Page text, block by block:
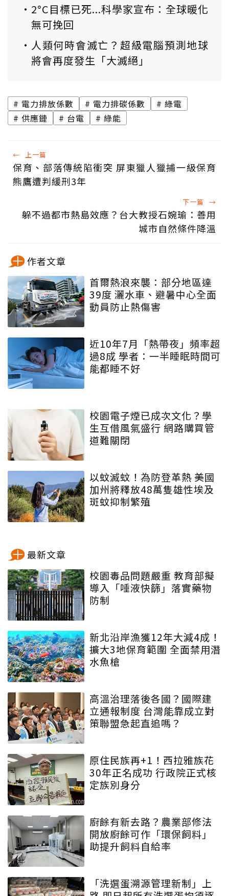
2°C目標已死...科學家宣布：全球暖化
無可挽回
人類何時會滅亡？超級電腦預測地球
將會再度發生「大滅絕」
電力排放係數 電力排碳係數
綠電
供應鏈
台電 綠能
← 上一篇
保育、部落傳統陷衝突 屏東獵人獵捕一級保育
熊鷹遭判緩刑3年
下一篇 →
躲不過都市熱島效應？台大教授石婉瑜：善用
城市自然條件降溫
作者文章
首爾熱浪來襲：部分地區達
39度 灑水車、避暑中心全面
動員防止熱傷害
近10年7月「熱帶夜」頻率超
過8成 學者：一半睡眠時間可
能都睡不好
校園電子煙已成次文化？學
生互借風氣盛行 網路購買管
道難關閉
以蚊滅蚊！為防登革熱 美國
加州將釋放48萬隻雄性埃及
斑蚊抑制繁殖
最新文章
校園毒品問題嚴重 教育部擬
導入「唾液快篩」落實藥物
防制
新北沿岸漁獲12年大減4成！
擴大3地保育範圍 全面禁用潛
水魚槍
高溫治理落後各國？國際建
立通報制度 台灣能靠成立對
策聯盟急起直追嗎？
原住民族再+1！西拉雅族花
30年正名成功 行政院正式核
定族別身分
廚餘有新去路？農業部修法
開放廚餘可作「環保飼料」
助提升飼料自給率
「洗選蛋溯源管理新制」上